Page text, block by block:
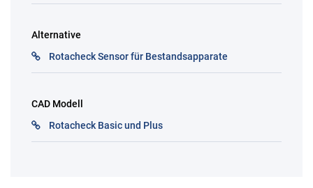
Alternative
Rotacheck Sensor für Bestandsapparate
CAD Modell
Rotacheck Basic und Plus